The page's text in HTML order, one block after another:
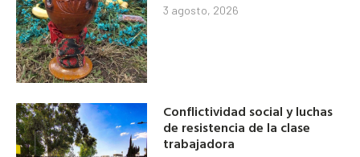
3 agosto, 2026
Conflictividad social y luchas
de resistencia de la clase
trabajadora